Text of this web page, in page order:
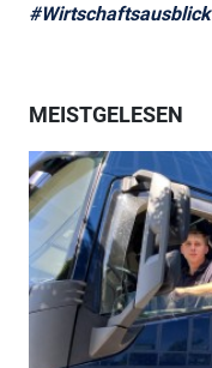
#Wirtschaftsausblick
MEISTGELESEN